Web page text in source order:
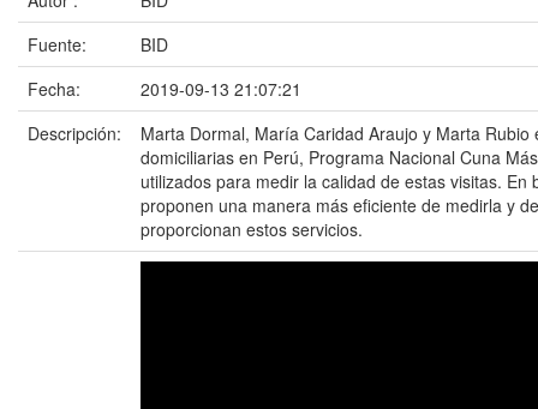
Fuente:
BID
Fecha:
2019-09-13 21:07:21
Descripción:
Marta Dormal, María Caridad Araujo y Marta
domiciliarias en Perú, Programa Nacional Cuna
utilizados para medir la calidad de estas visitas.
proponen una manera más eficiente de medirla y
proporcionan estos servicios.